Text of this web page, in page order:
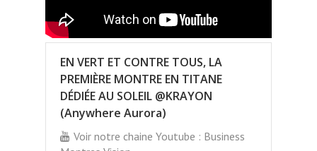
EN VERT ET CONTRE TOUS, LA
PREMIÈRE MONTRE EN TITANE
DÉDIÉE AU SOLEIL @KRAYON
(Anywhere Aurora)
Voir notre chaine Youtube : Business